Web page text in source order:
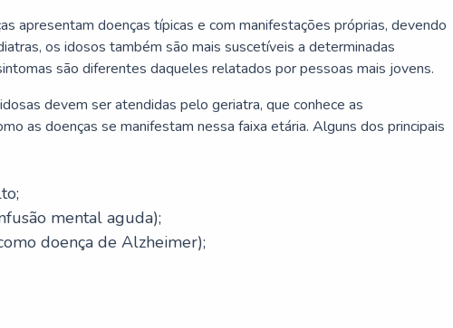
apresentam doenças típicas e com manifestações próprias, devendo
os idosos também são mais suscetíveis a determinadas
são diferentes daqueles relatados por pessoas mais jovens.
devem ser atendidas pelo geriatra, que conhece as
as doenças se manifestam nessa faixa etária. Alguns dos principais
mental aguda);
doença de Alzheimer);